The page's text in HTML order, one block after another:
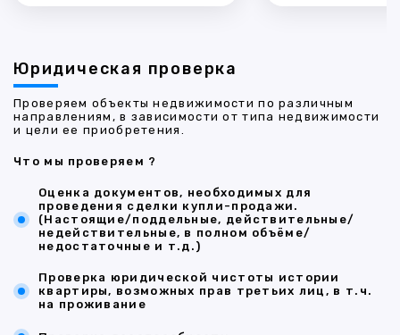
Юридическая проверка
Проверяем объекты недвижимости по различным
направлениям, в зависимости от типа недвижимости
и цели ее приобретения.
Что мы проверяем ?
Оценка документов, необходимых для
проведения сделки купли-продажи.
(Настоящие/поддельные, действительные/
недействительные, в полном объёме/
недостаточные и т.д.)
Проверка юридической чистоты истории
квартиры, возможных прав третьих лиц, в т.ч.
на проживание